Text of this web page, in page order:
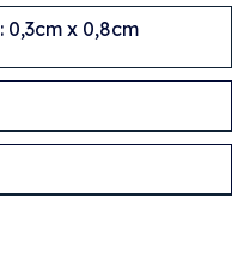
: 0,3cm x 0,8cm